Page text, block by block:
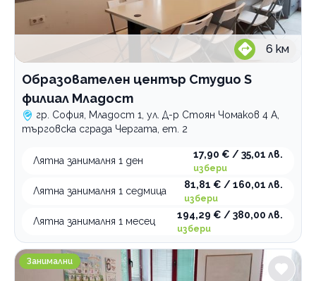
6 км
Образователен център Студио S
филиал Младост
гр. София, Младост 1, ул. Д-р Стоян Чомаков 4 А,
търговска сграда Чергата, ет. 2
Лятна занималня 1 ден
17,90 € / 35,01 лв.
избери
Лятна занималня 1 седмица
81,81 € / 160,01 лв.
избери
Лятна занималня 1 месец
194,29 € / 380,00 лв.
избери
Образователен център Студио S филиал
Занимални